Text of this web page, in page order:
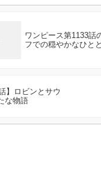
ワンピース第1133話
フでの穏やかなひと
】ロビンとサウ
な物語